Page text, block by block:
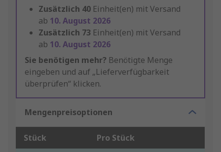
Zusätzlich 40 Einheit(en) mit Versand
ab 10. August 2026
Zusätzlich 73 Einheit(en) mit Versand
ab 10. August 2026
Sie benötigen mehr? Benötigte Menge
eingeben und auf „Lieferverfügbarkeit
überprüfen“ klicken.
Mengenpreisoptionen
Stück Pro Stück